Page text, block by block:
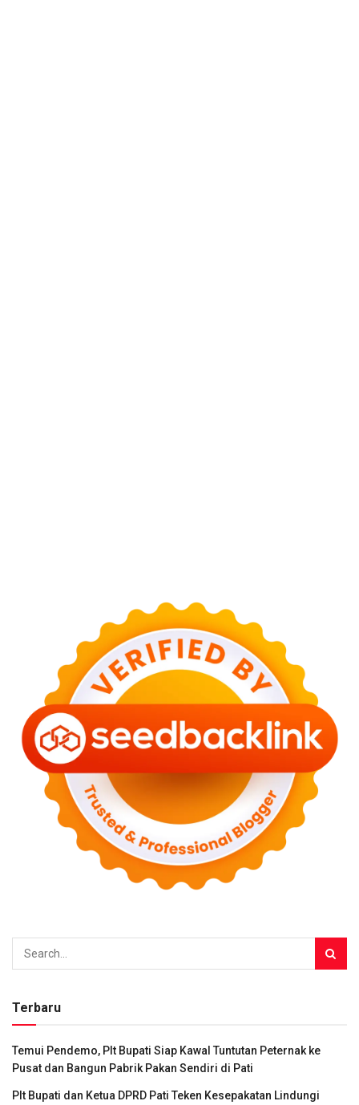
Terbaru
Temui Pendemo, Plt Bupati Siap Kawal Tuntutan Peternak ke
Pusat dan Bangun Pabrik Pakan Sendiri di Pati
Plt Bupati dan Ketua DPRD Pati Teken Kesepakatan Lindungi